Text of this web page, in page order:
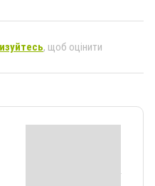
, щоб оцінити